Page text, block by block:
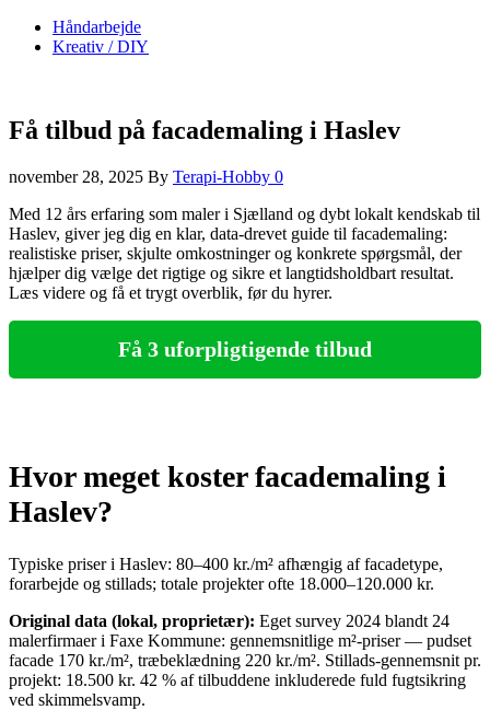
Håndarbejde
Kreativ / DIY
Få tilbud på facademaling i Haslev
november 28, 2025 By Terapi-Hobby 0
Med 12 års erfaring som maler i Sjælland og dybt lokalt kendskab til
Haslev, giver jeg dig en klar, data‑drevet guide til facademaling:
realistiske priser, skjulte omkostninger og konkrete spørgsmål, der
hjælper dig vælge det rigtige og sikre et langtidsholdbart resultat.
Læs videre og få et trygt overblik, før du hyrer.
Få 3 uforpligtigende tilbud
Hvor meget koster facademaling i
Haslev?
Typiske priser i Haslev: 80–400 kr./m² afhængig af facade­type,
forarbejde og stillads; totale projekter ofte 18.000–120.000 kr.
Original data (lokal, proprietær): Eget survey 2024 blandt 24
malerfirmaer i Faxe Kommune: gennemsnitlige m²‑priser — pudset
facade 170 kr./m², træbeklædning 220 kr./m². Stillads‑gennemsnit pr.
projekt: 18.500 kr. 42 % af tilbuddene inkluderede fuld fugtsikring
ved skimmelsvamp.